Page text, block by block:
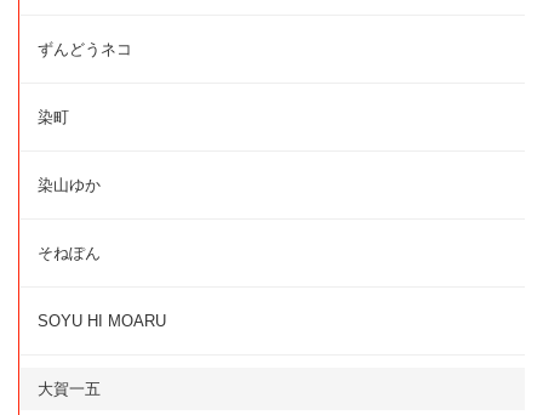
ずんどうネコ
染町
染山ゆか
そねぽん
SOYU HI MOARU
大賀一五